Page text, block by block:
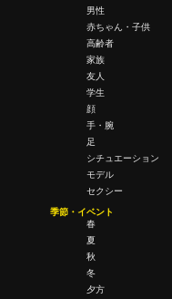
男性
赤ちゃん・子供
高齢者
家族
友人
学生
顔
手・腕
足
シチュエーション
モデル
セクシー
季節・イベント
春
夏
秋
冬
夕方